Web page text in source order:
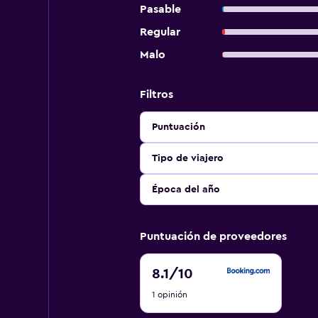
Pasable
Regular
Malo
Filtros
Puntuación
Tipo de viajero
Época del año
Puntuación de proveedores
8.1 /10
8.1
10
1 opinión